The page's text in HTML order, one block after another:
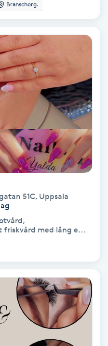
Branschorg.
51C, Uppsala
friskvård med lång e...